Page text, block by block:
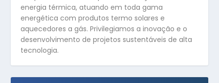
energia térmica, atuando em toda gama
energética com produtos termo solares e
aquecedores a gás. Privilegiamos a inovação e o
desenvolvimento de projetos sustentáveis de alta
tecnologia.